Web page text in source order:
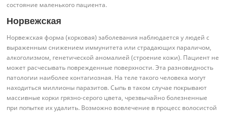
состояние маленького пациента.
Норвежская
Норвежская форма (корковая) заболевания наблюдается у людей с
выраженным снижением иммунитета или страдающих параличом,
алкоголизмом, генетической аномалией (строение кожи). Пациент не
может расчесывать поврежденные поверхности. Эта разновидность
патологии наиболее контагиозная. На теле такого человека могут
находиться миллионы паразитов. Сыпь в таком случае покрывают
массивные корки грязно-серого цвета, чрезвычайно болезненные
при попытке их удалить. Возможно вовлечение в процесс волосистой